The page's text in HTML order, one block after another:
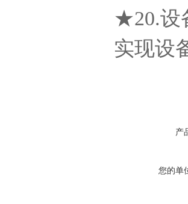
★20.设
实现设
产
您的单